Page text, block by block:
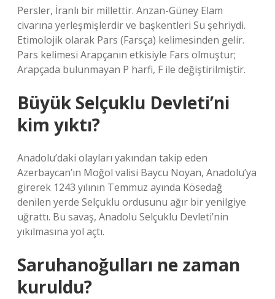
Persler, İranlı bir millettir. Anzan-Güney Elam
civarına yerleşmişlerdir ve başkentleri Su şehriydi.
Etimolojik olarak Pars (Farsça) kelimesinden gelir.
Pars kelimesi Arapçanın etkisiyle Fars olmuştur;
Arapçada bulunmayan P harfi, F ile değiştirilmiştir.
Büyük Selçuklu Devleti’ni
kim yıktı?
Anadolu’daki olayları yakından takip eden
Azerbaycan’ın Moğol valisi Baycu Noyan, Anadolu’ya
girerek 1243 yılının Temmuz ayında Kösedağ
denilen yerde Selçuklu ordusunu ağır bir yenilgiye
uğrattı. Bu savaş, Anadolu Selçuklu Devleti’nin
yıkılmasına yol açtı.
Saruhanoğulları ne zaman
kuruldu?